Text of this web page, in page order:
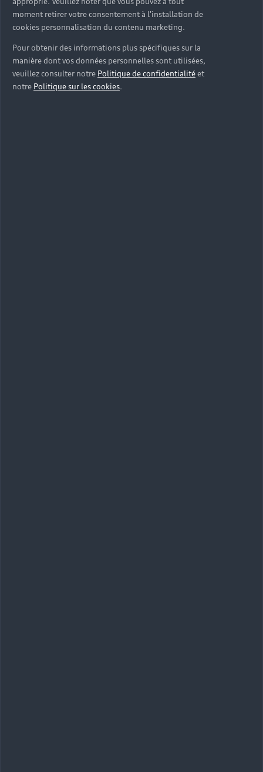
moment retirer votre consentement à l'installation de
cookies personnalisation du contenu marketing.
Pour obtenir des informations plus spécifiques sur la
manière dont vos données personnelles sont utilisées,
veuillez consulter notre Politique de confidentialitéet
notre Politique sur les cookies.